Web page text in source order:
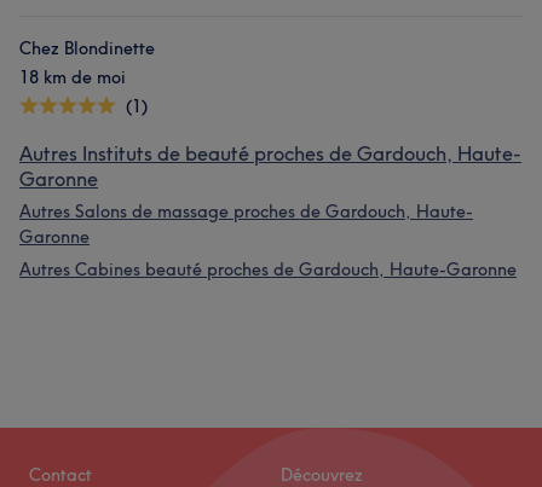
Chez Blondinette
18 km de moi
(1)
Autres Instituts de beauté proches de Gardouch, Haute-
Garonne
Autres Salons de massage proches de Gardouch, Haute-
Garonne
Autres Cabines beauté proches de Gardouch, Haute-Garonne
Contact Découvrez